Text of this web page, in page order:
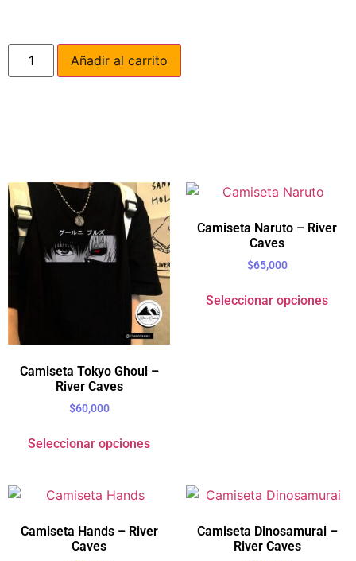
Añadir al carrito
Camiseta Tokyo Ghoul –
River Caves
$60,000
Seleccionar opciones
Camiseta Naruto – River
Caves
$65,000
Seleccionar opciones
Camiseta Hands – River
Caves
Camiseta Dinosamurai –
River Caves